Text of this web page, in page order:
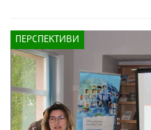
ПЕРСПЕКТИВИ